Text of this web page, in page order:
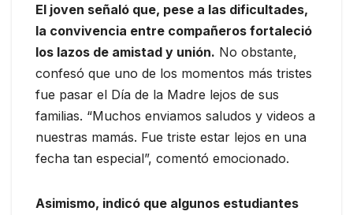
El joven señaló que, pese a las dificultades,
la convivencia entre compañeros fortaleció
los lazos de amistad y unión. No obstante,
confesó que uno de los momentos más tristes
fue pasar el Día de la Madre lejos de sus
familias. “Muchos enviamos saludos y videos a
nuestras mamás. Fue triste estar lejos en una
fecha tan especial”, comentó emocionado.
Asimismo, indicó que algunos estudiantes